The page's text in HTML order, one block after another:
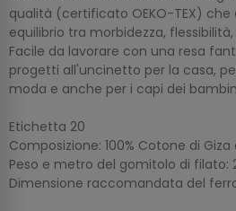
qualità (certificato OEKO-TEX)
equilibrio tra morbidezza,
Facile da lavorare con una resa
progetti all'uncinetto per la casa,
moda e anche per i capi dei
Etichetta 20
Composizione: 100% Cotone di Giza
Peso e metro del gomitolo di filato:
Dimensione raccomandata del